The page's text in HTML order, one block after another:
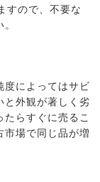
すので、不要な
度によってはサビ
と外観が著しく劣
たらすぐに売る こ
市場で同じ品が増